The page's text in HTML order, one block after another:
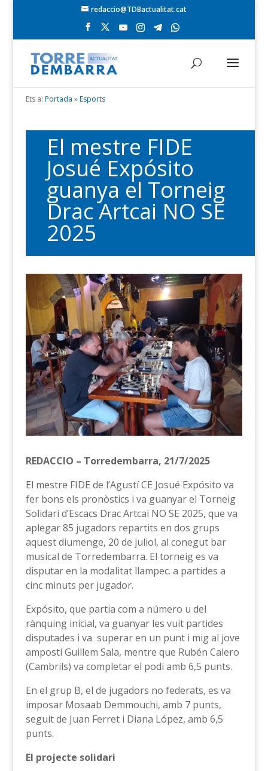
redaccio@TDBactualitat.cat
Ets a: Portada »Esports
El mestre FIDE
Josué Expósito
guanya el Torneig
Drac Artcai NO SE
2025
REDACCIO – Torredembarra, 21/7/2025
El mestre FIDE de l’Agustí CE Josué Expósito va
fer bons els pronòstics i va guanyar el Torneig
Solidari d’Escacs Drac Artcai NO SE 2025, que va
aplegar 85 jugadors repartits en dos grups
aquest diumenge, 20 de juliol, al conegut bar
musical de Torredembarra. El torneig es va
disputar en la modalitat llampec. a partides a
cinc minuts per jugador.
Expósito, que partia com a número u del
rànquing inicial, va guanyar les vuit partides
disputades i va superar en un punt i mig al jove
ampostí Guillem Sala, mentre que Rubén Calero
(Cambrils) va completar el podi amb 6,5 punts.
En el grup B, el de jugadors no federats, es va
imposar Mosaab Demmouchi, amb 7 punts,
seguit de Juan Ferret i Diana López, amb 6,5
punts.
El projecte solidari